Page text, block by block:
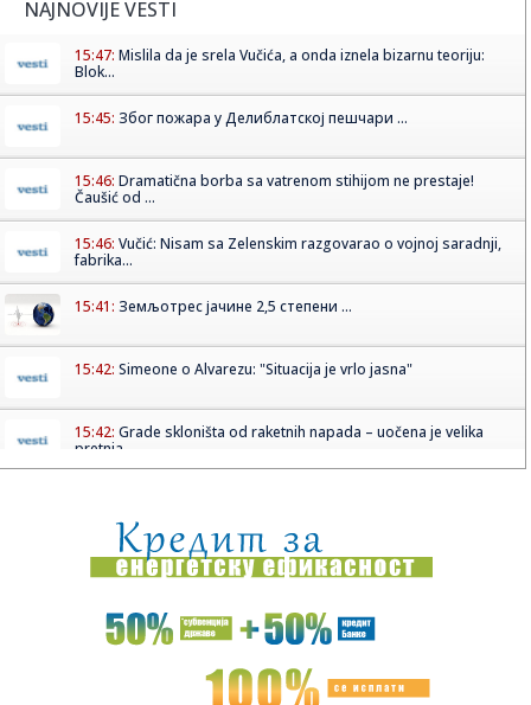
NAJNOVIJE VESTI
15:47: Mislila da je srela Vučića, a onda iznela bizarnu teoriju:
Blok...
15:45: Због пожара у Делиблатској пешчари ...
15:46: Dramatična borba sa vatrenom stihijom ne prestaje!
Čaušić od ...
15:46: Vučić: Nisam sa Zelenskim razgovarao o vojnoj saradnji,
fabrika...
15:41: Земљотрес јачине 2,5 степени ...
15:42: Simeone o Alvarezu: "Situacija je vrlo jasna"
15:42: Grade skloništa od raketnih napada – uočena je velika
pretnja...
15:34:Sramota ga je! Blagojević se izvinio navijačima
15:30:Subotica: JKP „Stadion” apeluje na oprez zbog visokih
tempera...
Toyota GR GT u seriji od samo 500 primeraka